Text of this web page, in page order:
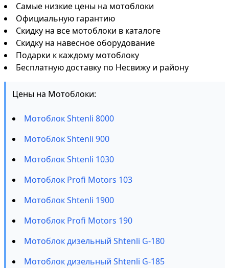
Самые низкие цены на мотоблоки
Официальную гарантию
Скидку на все мотоблоки в каталоге
Скидку на навесное оборудование
Подарки к каждому мотоблоку
Бесплатную доставку по Несвижу и району
Цены на Мотоблоки:
Мотоблок Shtenli 8000
Мотоблок Shtenli 900
Мотоблок Shtenli 1030
Мотоблок Profi Motors 103
Мотоблок Shtenli 1900
Мотоблок Profi Motors 190
Мотоблок дизельный Shtenli G-180
Мотоблок дизельный Shtenli G-185